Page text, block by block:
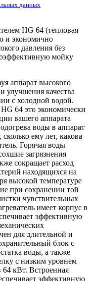
данных
HG 64 (тепловая
и экономично
давления без
мойку
аппарат высокого
улучшения качества
с холодной водой.
64 это экономически
вашего аппарата
воды в аппарат
ему лет, какова
Горячая воды
загрязнения
сокращает расход
находящихся на
высокой температуре
при сохранении той
чувствительных
имеет корпус в
эффективную
для длительной и
блок с
воды, а также
с низким уровнем
кВт. Встроенная
эффективную